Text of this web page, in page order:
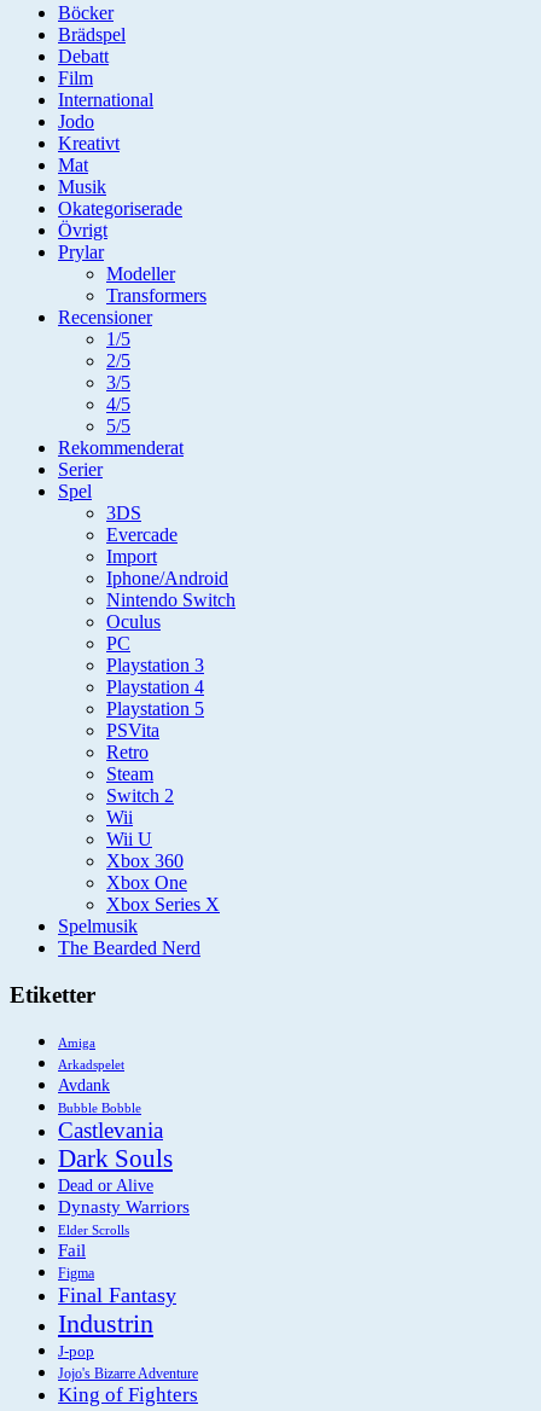
Böcker
Brädspel
Debatt
Film
International
Jodo
Kreativt
Mat
Musik
Okategoriserade
Övrigt
Prylar
Modeller
Transformers
Recensioner
1/5
2/5
3/5
4/5
5/5
Rekommenderat
Serier
Spel
3DS
Evercade
Import
Iphone/Android
Nintendo Switch
Oculus
PC
Playstation 3
Playstation 4
Playstation 5
PSVita
Retro
Steam
Switch 2
Wii
Wii U
Xbox 360
Xbox One
Xbox Series X
Spelmusik
The Bearded Nerd
Etiketter
Amiga
Arkadspelet
Avdank
Bubble Bobble
Castlevania
Dark Souls
Dead or Alive
Dynasty Warriors
Elder Scrolls
Fail
Figma
Final Fantasy
Industrin
J-pop
Jojo's Bizarre Adventure
King of Fighters